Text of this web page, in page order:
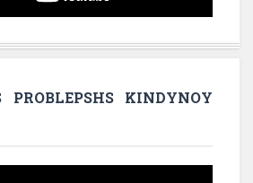
PROBLEPSHS KINDYNOY